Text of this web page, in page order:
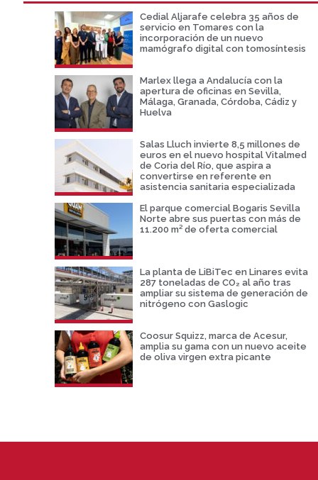
Cedial Aljarafe celebra 35 años de
servicio en Tomares con la
incorporación de un nuevo
mamógrafo digital con tomosíntesis
Marlex llega a Andalucía con la
apertura de oficinas en Sevilla,
Málaga, Granada, Córdoba, Cádiz y
Huelva
Salas Lluch invierte 8,5 millones de
euros en el nuevo hospital Vitalmed
de Coria del Río, que aspira a
convertirse en referente en
asistencia sanitaria especializada
El parque comercial Bogaris Sevilla
Norte abre sus puertas con más de
11.200 m² de oferta comercial
La planta de LiBiTec en Linares evita
287 toneladas de CO₂ al año tras
ampliar su sistema de generación de
nitrógeno con Gaslogic
Coosur Squizz, marca de Acesur,
amplia su gama con un nuevo aceite
de oliva virgen extra picante